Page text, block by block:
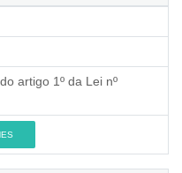
artigo 1º da Lei nº